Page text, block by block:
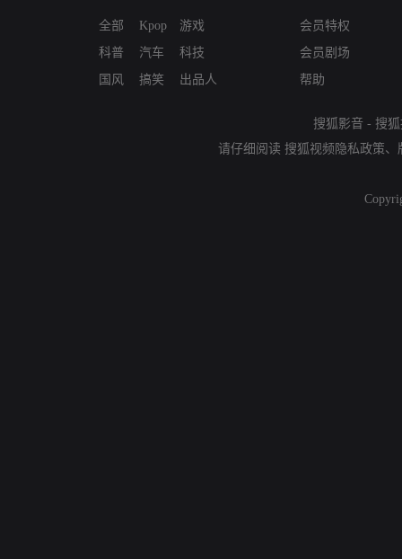
全部
科普
国风
Kpop
汽车
搞笑
游戏
科技
出品人
会员特权
会员剧场
帮助
搜狐影音 - 搜
请仔细阅读 搜狐视频隐私政策、